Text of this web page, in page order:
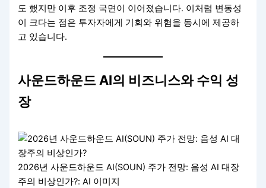
도 했지만 이후 조정 국면이 이어졌습니다. 이처럼 변동성
이 크다는 점은 투자자에게 기회와 위험을 동시에 제공하
고 있습니다.
사운드하운드 AI의 비즈니스와 수익 성
장
2026년 사운드하운드 AI(SOUN) 주가 전망: 음성 AI 대장
주의 비상인가?: AI 이미지